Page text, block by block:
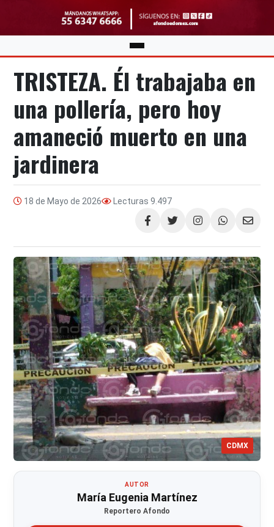
TRISTEZA. Él trabajaba en
una pollería, pero hoy
amaneció muerto en una
jardinera
18 de Mayo de 2026 Lecturas 9.497
Compartir
CDMX
AUTOR
María Eugenia Martínez
Reportero Afondo